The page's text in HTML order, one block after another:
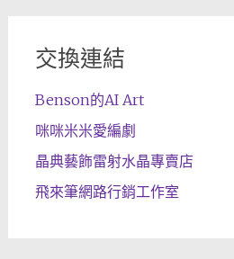
交換連結
Benson的AI Art
咪咪米米愛編劇
晶典藝飾雷射水晶專賣店
飛來筆網路行銷工作室